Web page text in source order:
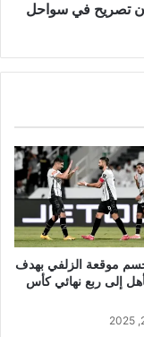
تصريح في سواحل
موقعة الزلفي بهدف
إلى ربع نهائي كأس